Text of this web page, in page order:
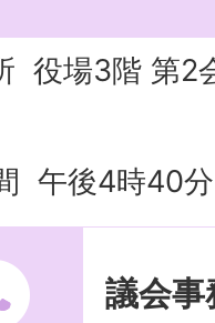
役場3階 第2
午後4時40分
議会事